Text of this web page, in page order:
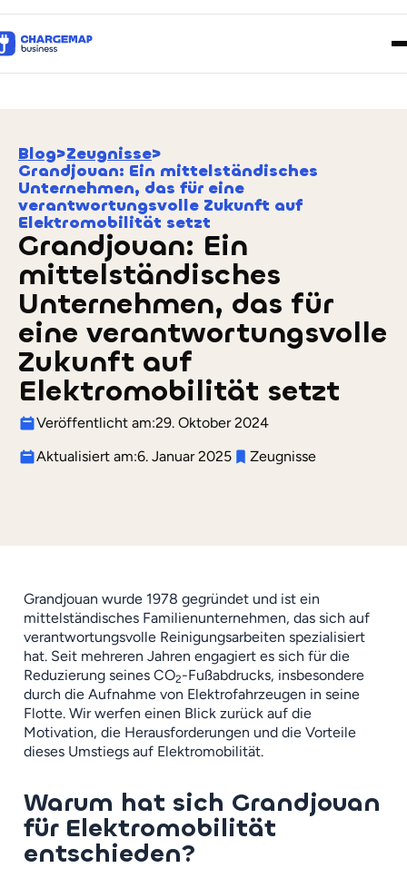
Blog>Zeugnisse>
Grandjouan: Ein mittelständisches
Unternehmen, das für eine
verantwortungsvolle Zukunft auf
Elektromobilität setzt
Grandjouan: Ein
mittelständisches
Unternehmen, das für
eine verantwortungsvolle
Zukunft auf
Elektromobilität setzt
Veröffentlicht am:29. Oktober 2024
Aktualisiert am:6. Januar 2025 Zeugnisse
Grandjouan wurde 1978 gegründet und ist ein
mittelständisches Familienunternehmen, das sich auf
verantwortungsvolle Reinigungsarbeiten spezialisiert
hat. Seit mehreren Jahren engagiert es sich für die
Reduzierung seines CO2-Fußabdrucks, insbesondere
durch die Aufnahme von Elektrofahrzeugen in seine
Flotte. Wir werfen einen Blick zurück auf die
Motivation, die Herausforderungen und die Vorteile
dieses Umstiegs auf Elektromobilität.
Warum hat sich Grandjouan
für Elektromobilität
entschieden?